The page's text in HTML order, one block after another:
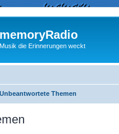
memoryRadio
Musik die Erinnerungen weckt
Unbeantwortete Themen